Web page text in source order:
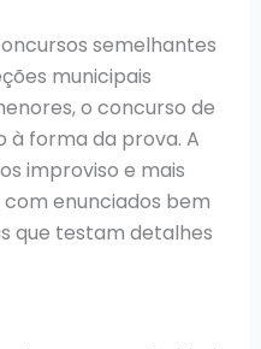
semelhantes
municipais
o concurso de
à forma da prova. A
improviso e mais
enunciados bem
que testam detalhes